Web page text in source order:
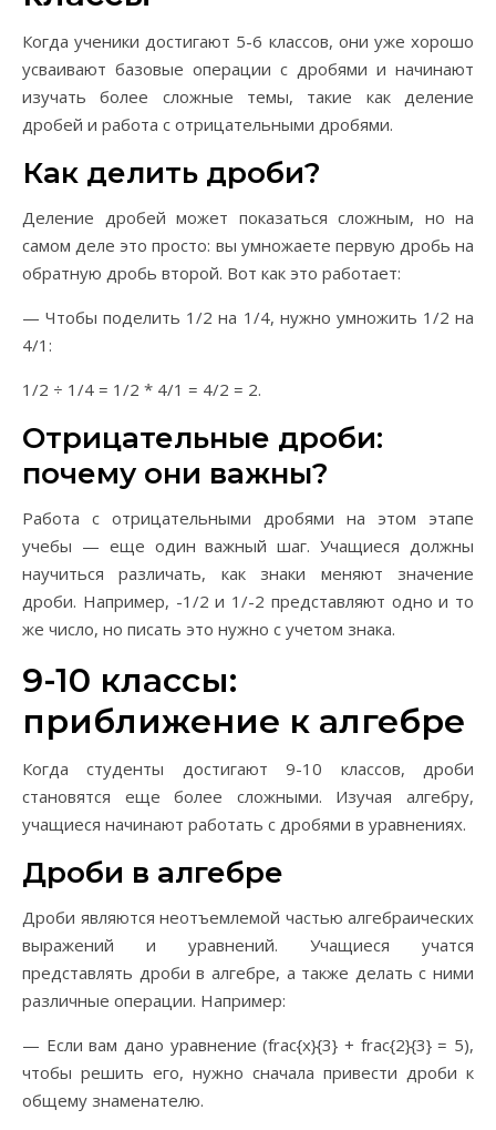
Когда ученики достигают 5-6 классов, они уже хорошо
усваивают базовые операции с дробями и начинают
изучать более сложные темы, такие как деление
дробей и работа с отрицательными дробями.
Как делить дроби?
Деление дробей может показаться сложным, но на
самом деле это просто: вы умножаете первую дробь на
обратную дробь второй. Вот как это работает:
— Чтобы поделить 1/2 на 1/4, нужно умножить 1/2 на
4/1:
1/2 ÷ 1/4 = 1/2 * 4/1 = 4/2 = 2.
Отрицательные дроби:
почему они важны?
Работа с отрицательными дробями на этом этапе
учебы — еще один важный шаг. Учащиеся должны
научиться различать, как знаки меняют значение
дроби. Например, -1/2 и 1/-2 представляют одно и то
же число, но писать это нужно с учетом знака.
9-10 классы:
приближение к алгебре
Когда студенты достигают 9-10 классов, дроби
становятся еще более сложными. Изучая алгебру,
учащиеся начинают работать с дробями в уравнениях.
Дроби в алгебре
Дроби являются неотъемлемой частью алгебраических
выражений и уравнений. Учащиеся учатся
представлять дроби в алгебре, а также делать с ними
различные операции. Например:
— Если вам дано уравнение (frac{x}{3} + frac{2}{3} = 5),
чтобы решить его, нужно сначала привести дроби к
общему знаменателю.